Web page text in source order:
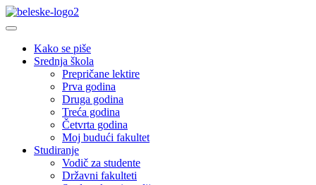
Kako se piše
Srednja škola
Prepričane lektire
Prva godina
Druga godina
Treća godina
Četvrta godina
Moj budući fakultet
Studiranje
Vodič za studente
Državni fakulteti